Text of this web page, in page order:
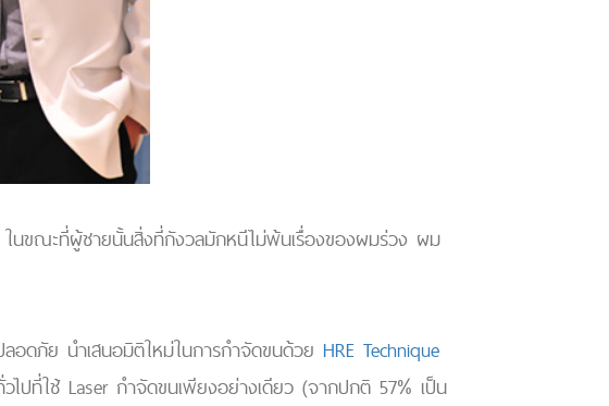
ขณะที่ผู้ชายนั้นสิ่งที่กังวลมักหนีไม่พ้นเรื่องของผมร่วง ผม
อดภัย นำเสนอมิติใหม่ในการกำจัดขนด้วย HRE Technique
ไปที่ใช้ Laser กำจัดขนเพียงอย่างเดียว (จากปกติ 57% เป็น